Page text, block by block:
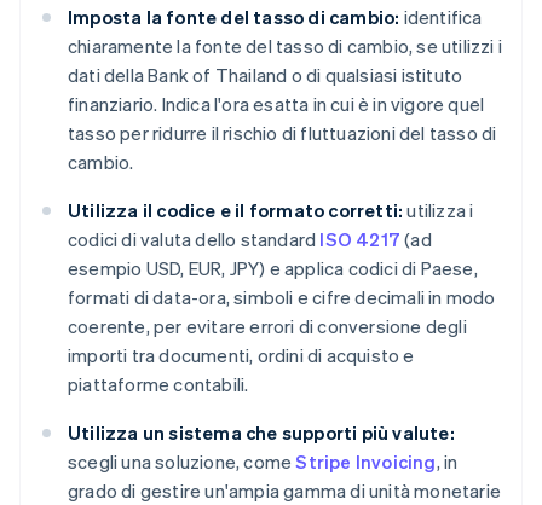
Imposta la fonte del tasso di cambio: identifica
chiaramente la fonte del tasso di cambio, se utilizzi i
dati della Bank of Thailand o di qualsiasi istituto
finanziario. Indica l'ora esatta in cui è in vigore quel
tasso per ridurre il rischio di fluttuazioni del tasso di
cambio.
Utilizza il codice e il formato corretti: utilizza i
codici di valuta dello standard ISO 4217 (ad
esempio USD, EUR, JPY) e applica codici di Paese,
formati di data-ora, simboli e cifre decimali in modo
coerente, per evitare errori di conversione degli
importi tra documenti, ordini di acquisto e
piattaforme contabili.
Utilizza un sistema che supporti più valute:
scegli una soluzione, comeStripe Invoicing, in
grado di gestire un'ampia gamma di unità monetarie